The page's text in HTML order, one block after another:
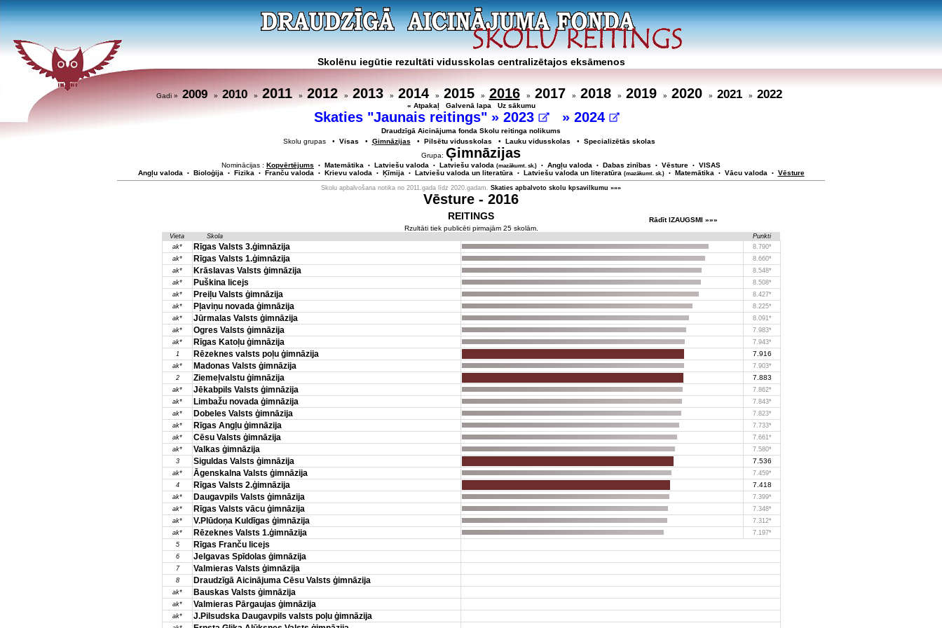
Skolēnu iegūtie rezultāti vidusskolas centralizētajos eksāmenos
Gadi » 2009» 2010» 2011» 2012» 2013» 2014» 2015» 2016» 2017 » 2018» 2019» 2020» 2021» 2022
« Atpakaļ Galvenā lapa Uz sākumu
Skaties "Jaunais reitings" »2023 » 2024
Draudzīgā Aicinājuma fonda Skolu reitinga nolikums
Skolu grupas • Visas • Ģimnāzijas • Pilsētu vidusskolas • Lauku vidusskolas • Specializētās skolas
Grupa: Ģimnāzijas
Nominācijas : Kopvērtējums • Matemātika • Latviešu valoda • Latviešu valoda (mazākumt. sk.) • Angļu valoda • Dabas zinības • Vēsture • VISAS
Angļu valoda
• Bioloģija • Fizika • Franču valoda • Krievu valoda • Ķīmija • Latviešu valoda un literatūra • Latviešu valoda un literatūra (mazākumt. sk.) • Matemātika • Vācu valoda • Vēsture
Skolu apbalvošana notika no 2011.gada līdz 2020.gadam. Skaties apbalvoto skolu kpsavilkumu »»»
Vēsture - 2016
REITINGS
Rādīt IZAUGSMI »»»
Rzultāti tiek publicēti pirmajām 25 skolām.
Vieta Skola
Punkti
ak*
Rīgas Valsts 3.ģimnāzija
8.790*
ak*
Rīgas Valsts 1.ģimnāzija
8.660*
ak*
Krāslavas Valsts ģimnāzija
8.548*
ak*
Puškina licejs
8.508*
ak*
Preiļu Valsts ģimnāzija
8.427*
ak*
Pļaviņu novada ģimnāzija
8.225*
ak*
Jūrmalas Valsts ģimnāzija
8.091*
ak*
Ogres Valsts ģimnāzija
7.983*
ak*
Rīgas Katoļu ģimnāzija
7.943*
1
Rēzeknes valsts poļu ģimnāzija 7.916
ak* Madonas Valsts ģimnāzija
7.903*
2
Ziemeļvalstu ģimnāzija 7.883
ak* Jēkabpils Valsts ģimnāzija
7.862*
ak*
Limbažu novada ģimnāzija
7.843*
ak*
Dobeles Valsts ģimnāzija
7.823*
ak*
Rīgas Angļu ģimnāzija
7.733*
ak*
Cēsu Valsts ģimnāzija
7.661*
ak*
Valkas ģimnāzija
7.580*
3
Siguldas Valsts ģimnāzija 7.536
ak* Āgenskalna Valsts ģimnāzija
7.459*
4
Rīgas Valsts 2.ģimnāzija 7.418
ak* Daugavpils Valsts ģimnāzija
7.399*
ak*
Rīgas Valsts vācu ģimnāzija
7.348*
ak*
V.Plūdoņa Kuldīgas ģimnāzija
7.312*
ak*
Rēzeknes Valsts 1.ģimnāzija
7.197*
5
Rīgas Franču licejs
6 Jelgavas Spīdolas ģimnāzija
7 Valmieras Valsts ģimnāzija
8 Draudzīgā Aicinājuma Cēsu Valsts ģimnāzija
ak* Bauskas Valsts ģimnāzija
ak* Valmieras Pārgaujas ģimnāzija
ak* J.Pilsudska Daugavpils valsts poļu ģimnāzija